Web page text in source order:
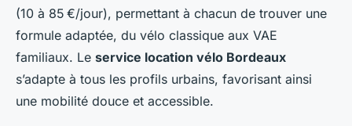
(10 à 85 €/jour), permettant à chacun de trouver une
formule adaptée, du vélo classique aux VAE
familiaux. Le service location vélo Bordeaux
s’adapte à tous les profils urbains, favorisant ainsi
une mobilité douce et accessible.